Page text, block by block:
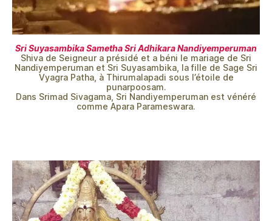
Sri Suyasambika Sametha Sri Adhikara Nandiyemperuman
Shiva de Seigneur a présidé et a béni le mariage de Sri
Nandiyemperuman et Sri Suyasambika, la fille de Sage Sri
Vyagra Patha, à Thirumalapadi sous l’étoile de
punarpoosam.
Dans Srimad Sivagama, Sri Nandiyemperuman est vénéré
comme Apara Parameswara.